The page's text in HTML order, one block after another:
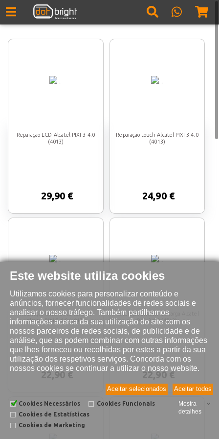
Este website utiliza cookies
Utilizamos cookies para personalizar conteúdo e
anúncios, fornecer funcionalidades de redes sociais e
analisar o nosso tráfego. Também partilhamos
informações acerca da sua utilização do site com os
nossos parceiros de redes sociais, de publicidade e de
análise, que as podem combinar com outras informações
que lhes forneceu ou recolhidas por estes a partir da sua
utilização dos respetivos serviços. Concorda com os
nossos cookies se continuar a utilizar o nosso website.
Aceitar todos
Aceitar selecionados
Cookies Necessários
Cookies Funcionais
Cookies de Estatísticas
Cookies de Marketing
Mostra
detalhes
Reparação LCD Alcatel PIXI 3 4.0
(4013)
29,90 €
Reparação touch Alcatel PIXI 3 4.0
(4013)
24,90 €
Reparação leitor do cartão SIM
Alcatel PIXI 3 4.0 (4013)
22,90 €
Reparação conetor de carga Alcatel
PIXI 3 4.0 (4013)
22,90 €